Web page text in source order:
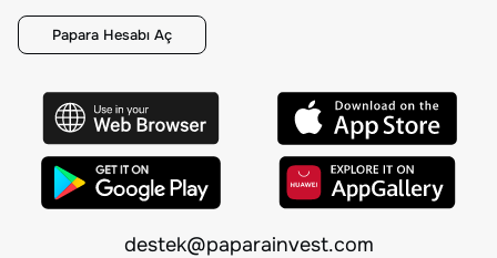
Papara Hesabı Aç
destek@paparainvest.com